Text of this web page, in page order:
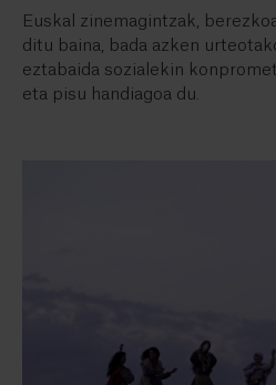
Euskal zinemagintzak,
ditu baina, bada azken
eztabaida sozialekin
eta pisu handiagoa du.